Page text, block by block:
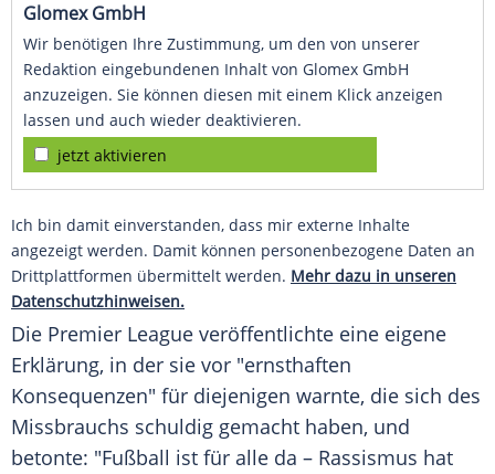
Glomex GmbH
Wir benötigen Ihre Zustimmung, um den von unserer
Redaktion eingebundenen Inhalt von Glomex GmbH
anzuzeigen. Sie können diesen mit einem Klick anzeigen
lassen und auch wieder deaktivieren.
jetzt aktivieren
Ich bin damit einverstanden, dass mir externe Inhalte
angezeigt werden. Damit können personenbezogene Daten an
Drittplattformen übermittelt werden. Mehr dazu in unseren
Datenschutzhinweisen.
Die Premier League veröffentlichte eine eigene
Erklärung, in der sie vor "ernsthaften
Konsequenzen" für diejenigen warnte, die sich des
Missbrauchs schuldig gemacht haben, und
betonte: "Fußball ist für alle da – Rassismus hat